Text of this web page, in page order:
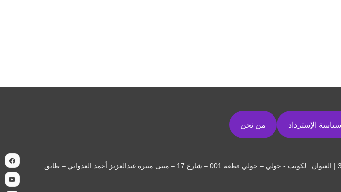
سياسة الإسترداد من نحن
| السجل التجاري: 371726 | العنوان: الكويت - حولي – حولي قطعة 001 – شارع 17 – مبنى منيرة عبدالعزيز أحمد العدواني – طابق